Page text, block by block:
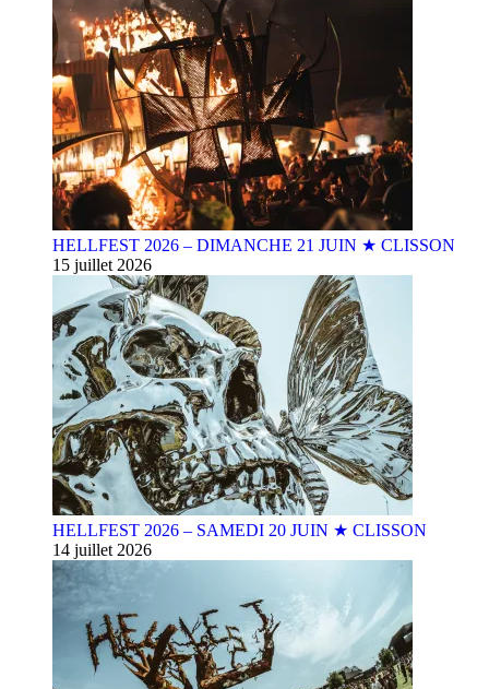
HELLFEST 2026 – DIMANCHE 21 JUIN ★ CLISSON
15 juillet 2026
HELLFEST 2026 – SAMEDI 20 JUIN ★ CLISSON
14 juillet 2026